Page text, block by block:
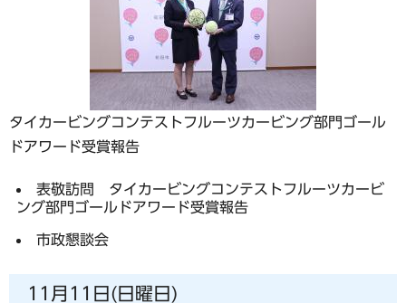
タイカービングコンテストフルーツカービング部門ゴール
ドアワード受賞報告
表敬訪問 タイカービングコンテストフルーツカービ
ング部門ゴールドアワード受賞報告
市政懇談会
11月11日(日曜日)